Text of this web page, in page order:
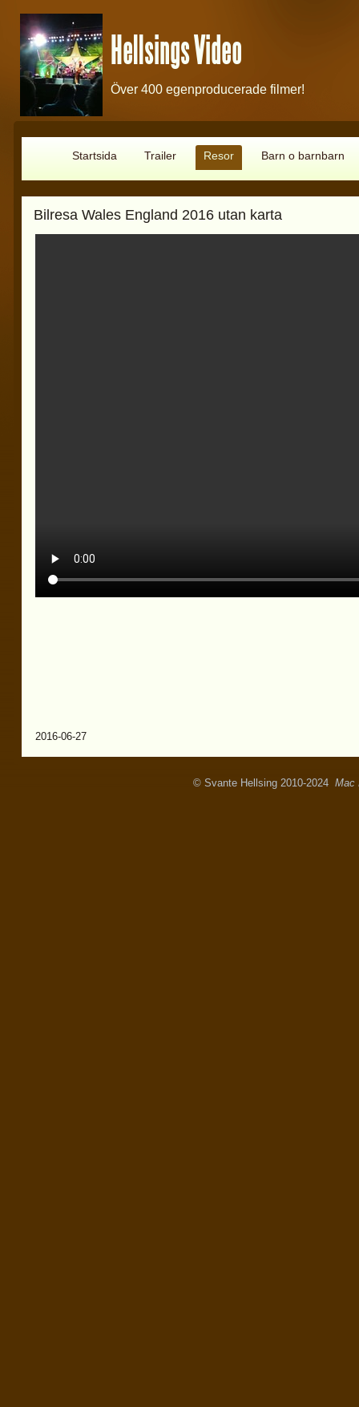
Hellsings Video
Över 400 egenproducerade filmer!
Startsida Trailer Resor Barn o barnbarn
Bilresa Wales England 2016 utan karta
2016-06-27
© Svante Hellsing 2010-2024 Mac